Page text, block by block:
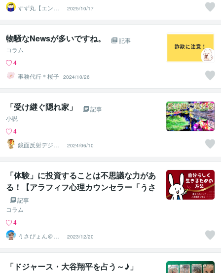
すず丸【エンタ
メなwebライタ
ー】
2025/10/17
物騒なNewsが多いですね。
記事
コラム
4
事務代行＊桜子 2024/10/26
「受け継ぐ隠れ家」
記事
小説
4
鏡面反射デジタ
ルアート製作所
（鈴木穣）
2024/06/10
「体験」に投資することは不思議な力があ
る！【アラフィフ心理カウンセラー「うさ
ぴょん」のココナラ電話相談】
記事
コラム
4
うさぴょん＠癒
し系アラフィフ
心寄り添い人
2023/12/20
「ドジャース・大谷翔平を占う～♪」